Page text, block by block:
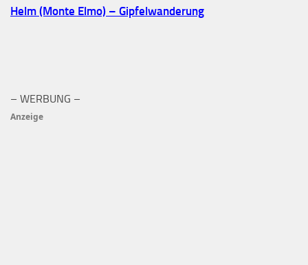
Helm (Monte Elmo) – Gipfelwanderung
– WERBUNG –
Anzeige